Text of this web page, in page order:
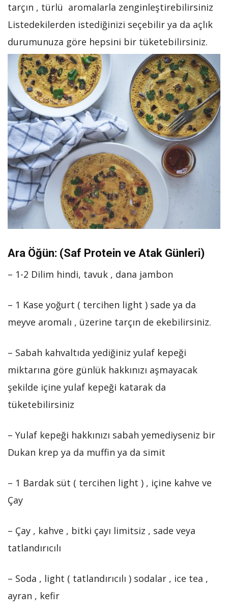
tarçın , türlü aromalarla zenginleştirebilirsiniz
Listedekilerden istediğinizi seçebilir ya da açlık
durumunuza göre hepsini bir tüketebilirsiniz.
Ara Öğün: (Saf Protein ve Atak Günleri)
– 1-2 Dilim hindi, tavuk , dana jambon
– 1 Kase yoğurt ( tercihen light ) sade ya da
meyve aromalı , üzerine tarçın de ekebilirsiniz.
– Sabah kahvaltıda yediğiniz yulaf kepeği
miktarına göre günlük hakkınızı aşmayacak
şekilde içine yulaf kepeği katarak da
tüketebilirsiniz
– Yulaf kepeği hakkınızı sabah yemediyseniz bir
Dukan krep ya da muffin ya da simit
– 1 Bardak süt ( tercihen light ) , içine kahve ve
Çay
– Çay , kahve , bitki çayı limitsiz , sade veya
tatlandırıcılı
– Soda , light ( tatlandırıcılı ) sodalar , ice tea ,
ayran , kefir